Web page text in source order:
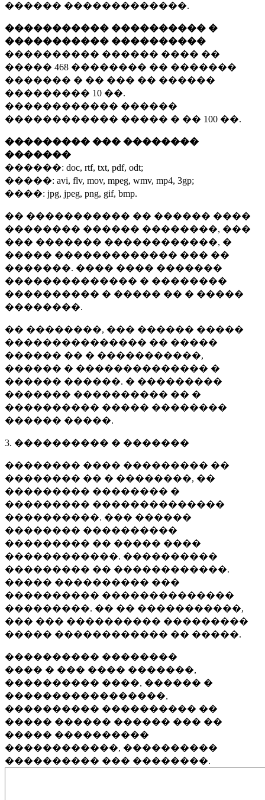
������ �������������.
����������� ���������� �
����������� ����������
���������� ������ ���� ��
����� 468 �������� �� �������
������� � �� ��� �� ������
��������� 10 ��.
������������ ������
������������ ����� � �� 100 ��.
��������� ��� ��������
�������
������: doc, rtf, txt, pdf, odt;
�����: avi, flv, mov, mpeg, wmv, mp4, 3gp;
����: jpg, jpeg, png, gif, bmp.
�� ����������� �� ������ ����
�������� ������ ��������, ���
��� ������� ������������, �
����� ������������� ��� ��
�������. ���� ���� �������
�������������� � ��������
���������� � ����� �� � �����
��������.
�� ��������, ��� ������ �����
��������������� �� �����
������ �� � �����������,
������ � �������������� �
������ ������. � ���������
������� ���������� �� �
���������� ����� ��������
������ �����.
3. ���������� � �������
�������� ���� ��������� ��
�������� �� � ��������, ��
��������� �������� �
��������� ��������������
����������. ��� ������
�������� ����������
��������� �� ����� ����
������������. ����������
��������� �� ������������.
����� ���������� ���
���������� ��������������
���������. �� �� �����������,
��� ��� ���������� ���������
����� ������������ �� �����.
���������� ��������
���� � ��� ���� �������,
���������� ����, ������ �
�����������������,
���������� ���������� ��
����� ������ ������ ��� ��
����� ����������
������������, ����������
���������� ��� ��������.